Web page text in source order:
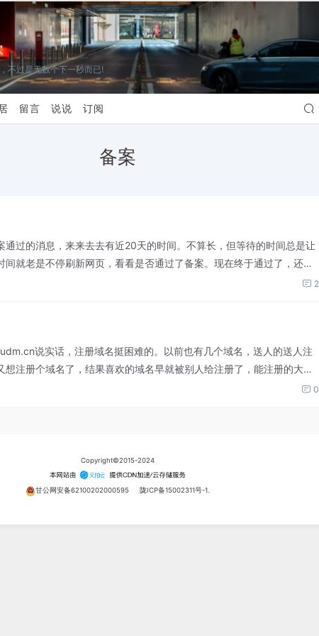
不过是无数个下一秒而已!
留言 说说 订阅
备案
通过的消息，来来去去有近20天的时间。不算长，但等待的时间总是让
间就老是不停刷新网页，看看是否通过了备案。现在终于通过了，还是
站还是打不开，说是要等6到7个小时才可以。完了再试吧...
2
说实话，注册域名挺困难的。以前也有几个域名，送人的送人注
想注册个域名了，结果喜欢的域名早就被别人给注册了，能注册的大多
法，只能选择一个自己姓名的缩写来注册了。博客用，...
0
Copyright©2015-2024
甘公网安备62100202000595 陇ICP备15002311号-1.